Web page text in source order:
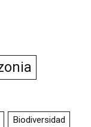
Biodiversidad